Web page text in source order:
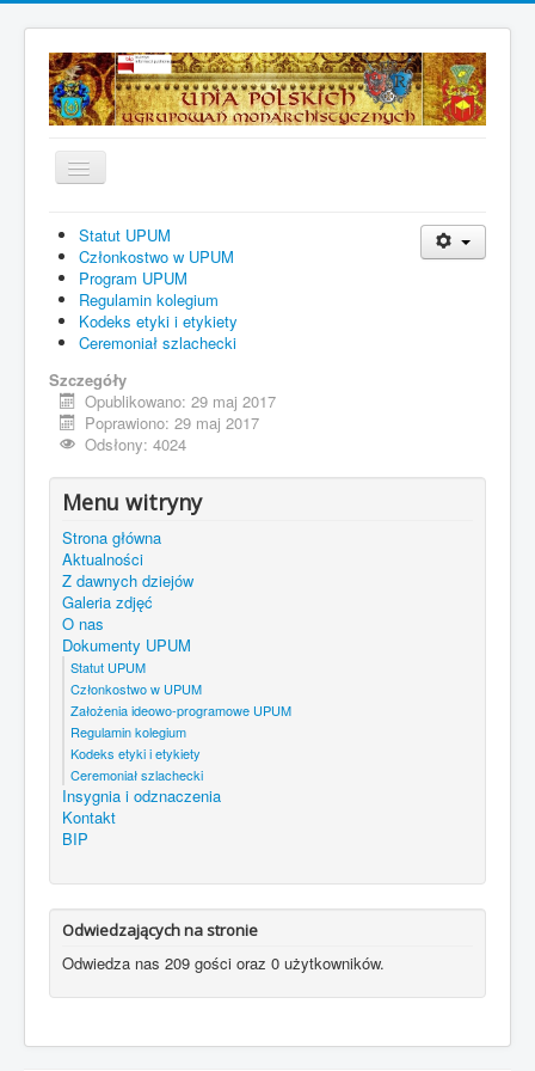
Toggle
Navigation
Strona główna
Aktualności
Z dawnych dziejów
Galeria zdjęć
O nas
Dokumenty UPUM
Kontakt
BIP
Jesteś tutaj:
Statut UPUM
Członkostwo w UPUM
Program UPUM
Regulamin kolegium
Kodeks etyki i etykiety
Ceremoniał szlachecki
Szczegóły
Opublikowano: 29 maj 2017
Poprawiono: 29 maj 2017
Odsłony: 4024
Menu witryny
Strona główna
Aktualności
Z dawnych dziejów
Galeria zdjęć
O nas
Dokumenty UPUM
Statut UPUM
Członkostwo w UPUM
Założenia ideowo-programowe UPUM
Regulamin kolegium
Kodeks etyki i etykiety
Ceremoniał szlachecki
Insygnia i odznaczenia
Kontakt
BIP
Odwiedzających na stronie
Odwiedza nas 209 gości oraz 0 użytkowników.